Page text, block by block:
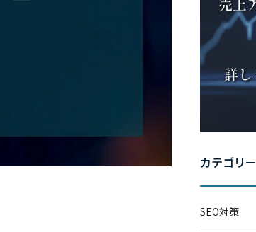
申込み
サービスお申込
「WEBマーケティングを徹底
カテゴリー
SEO対策